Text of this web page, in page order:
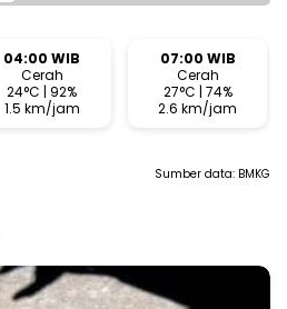
04:00 WIB
Cerah
24°C | 92%
1.5 km/jam
07:00 WIB
Cerah
27°C | 74%
2.6 km/jam
Sumber data: BMKG